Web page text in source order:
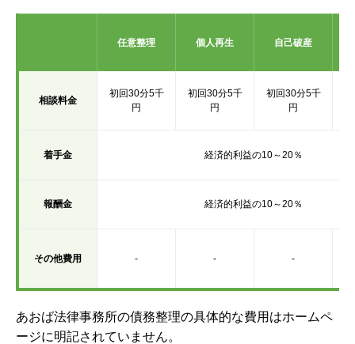
任意整理 個人再生 自己破産
相談料金
初回30分5千
円
初回30分5千
円
初回30分5千
円
着手金 経済的利益の10～20％
報酬金 経済的利益の10～20％
その他費用 - - -
あおば法律事務所の債務整理の具体的な費用はホームペ
ージに明記されていません。